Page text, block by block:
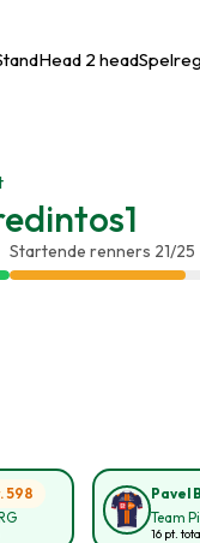
Head 2 head
Startende renners 21/25
598
Pavel
Team
16 pt.